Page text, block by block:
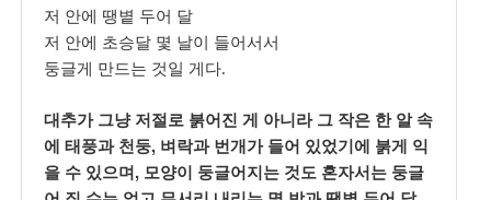
저 안에 땡볕 두어 달
저 안에 초승달 몇 날이 들어서서
둥글게 만드는 것일 게다.
대추가 그냥 저절로 붉어진 게 아니라 그 작은 한 알 속
에 태풍과 천둥, 벼락과 번개가 들어 있었기에 붉게 익
을 수 있으며 , 모양이 둥글어지는 것도 혼자서는 둥글